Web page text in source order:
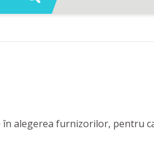
alegerea furnizorilor, pentru